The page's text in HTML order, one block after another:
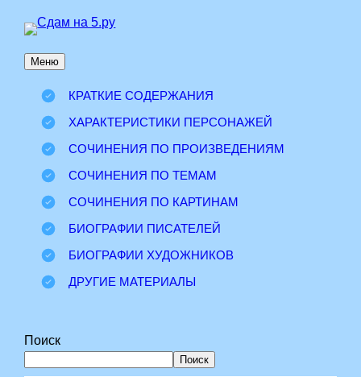
Перейти
содержимому
Меню
КРАТКИЕ СОДЕРЖАНИЯ
ХАРАКТЕРИСТИКИ ПЕРСОНАЖЕЙ
СОЧИНЕНИЯ ПО ПРОИЗВЕДЕНИЯМ
СОЧИНЕНИЯ ПО ТЕМАМ
СОЧИНЕНИЯ ПО КАРТИНАМ
БИОГРАФИИ ПИСАТЕЛЕЙ
БИОГРАФИИ ХУДОЖНИКОВ
ДРУГИЕ МАТЕРИАЛЫ
Поиск
Поиск